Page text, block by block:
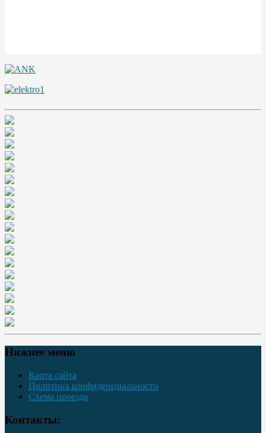
Нижнее меню
Карта сайта
Политика конфиденциальности
Схема проезда
Контакты: